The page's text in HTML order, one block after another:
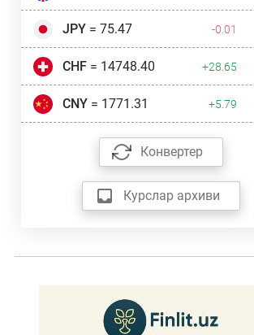
JPY= 75.47 -0.01
CHF= 14748.40 +28.65
CNY= 1771.31 +5.79
Конвертер
Курслар архиви